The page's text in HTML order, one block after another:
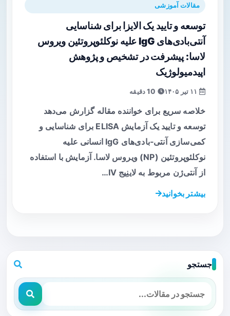
مقالات آموزشی
توسعه و تایید یک الایزا برای شناسایی
آنتی‌بادی‌های IgG علیه نوکلئوپروتئین ویروس
لاسا: پیشرفت در تشخیص و پژوهش
اپیدمیولوژیک
خلاصه سریع برای خواننده مقاله گزارش می‌دهد
توسعه و تایید یک آزمایش ELISA برای شناسایی و
کمی‌سازی آنتی‑بادی‌های IgG انسانی علیه
نوکلئوپروتئین (NP) ویروس لاسا. آزمایش با استفاده
از آنتی‌ژن مربوط به لاینِیج IV…
بیشتر بخوانید
جستجو